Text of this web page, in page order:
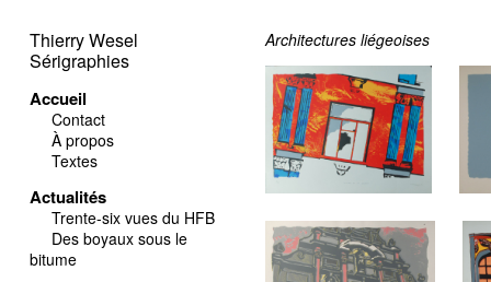
Thierry Wesel
Sérigraphies
Accueil
Contact
À propos
Textes
Actualités
Trente-six vues du HFB
Des boyaux sous le
bitume
Architectures liégeoises